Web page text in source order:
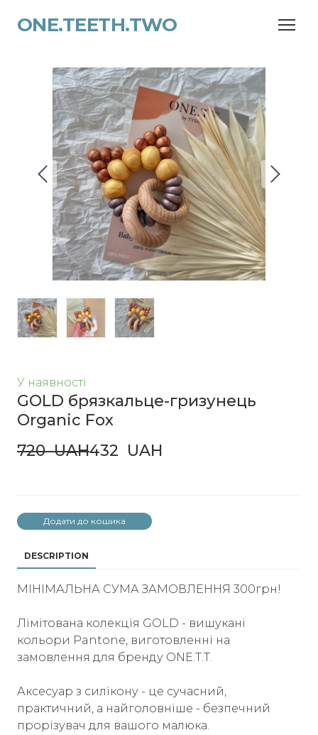
ONE.TEETH.TWO
У наявності
GOLD брязкальце-гризунець
Organic Fox
720  UAH432  UAH
Додати до кошика
DESCRIPTION
МІНІМАЛЬНА СУМА ЗАМОВЛЕННЯ 300грн!
Лімітована колекція GOLD - вишукані
кольори Pantone, виготовленні на
замовлення для бренду ONE.T.T.
Аксесуар з силікону - це сучасний,
практичний, а найголовніше - безпечний
прорізувач для вашого малюка.